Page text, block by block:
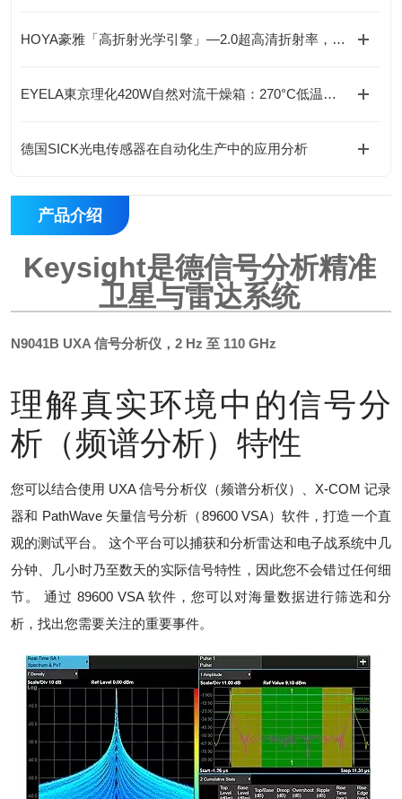
HOYA豪雅「高折射光学引擎」—2.0超高清折射率，重新定义成像极限！
EYELA東京理化420W自然对流干燥箱：270°C低温防爆型，标配实验室安全之选“
德国SICK光电传感器在自动化生产中的应用分析
产品介绍
Keysight是德信号分析精准
卫星与雷达系统
N9041B UXA 信号分析仪，2 Hz 至 110 GHz
理解真实环境中的信号分
析（频谱分析）特性
您可以结合使用 UXA 信号分析仪（频谱分析仪）、X-COM 记录
器和 PathWave 矢量信号分析（89600 VSA）软件，打造一个直
观的测试平台。 这个平台可以捕获和分析雷达和电子战系统中几
分钟、几小时乃至数天的实际信号特性，因此您不会错过任何细
节。 通过 89600 VSA 软件，您可以对海量数据进行筛选和分
析，找出您需要关注的重要事件。